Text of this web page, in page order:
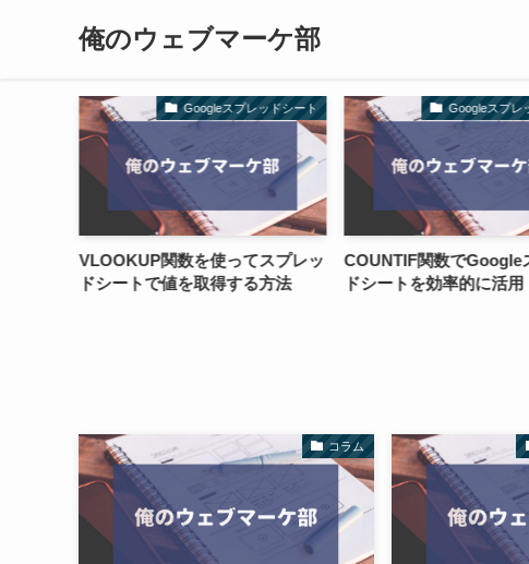
俺のウェブマーケ部
Googleスプレッドシート
VLOOKUP関数を使ってスプレッ
ドシートで値を取得する方法
Googleスプレッドシート
COUNTIF関数でGoogleスプレッ
ドシートを効率的に活用！
コラム